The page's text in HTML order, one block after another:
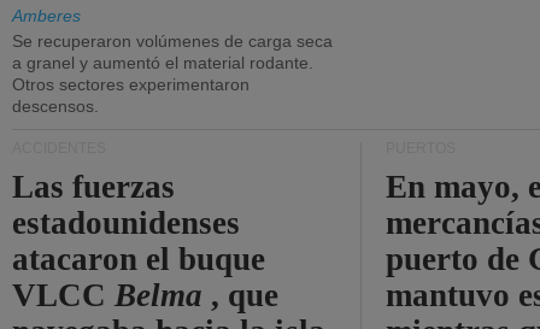
Amberes
Se recuperaron volúmenes de carga seca
a granel y aumentó el material rodante.
Otros sectores experimentaron
descensos.
Las fuerzas
estadounidenses
atacaron el buque
VLCCBelma , que
En mayo,
puerto de
mantuvo